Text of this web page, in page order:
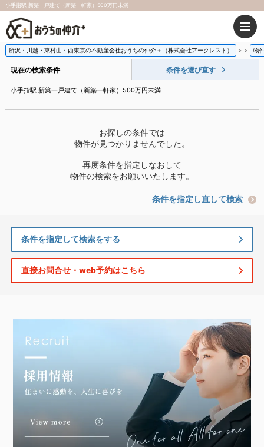
小手指駅 新築一戸建て（新築一軒家）500万円未満
所沢・川越・東村山・西東京の不動産会社おうちの仲介＋（株式会社アークレスト） > 物
現在の検索条件 条件を選び直す
小手指駅 新築一戸建て（新築一軒家）500万円未満
お探しの条件では
物件が見つかりませんでした。
再度条件を指定しなおして
物件の検索をお願いいたします。
条件を指定し直して検索
条件を指定して検索をする
直接お問合せ・web予約はこちら